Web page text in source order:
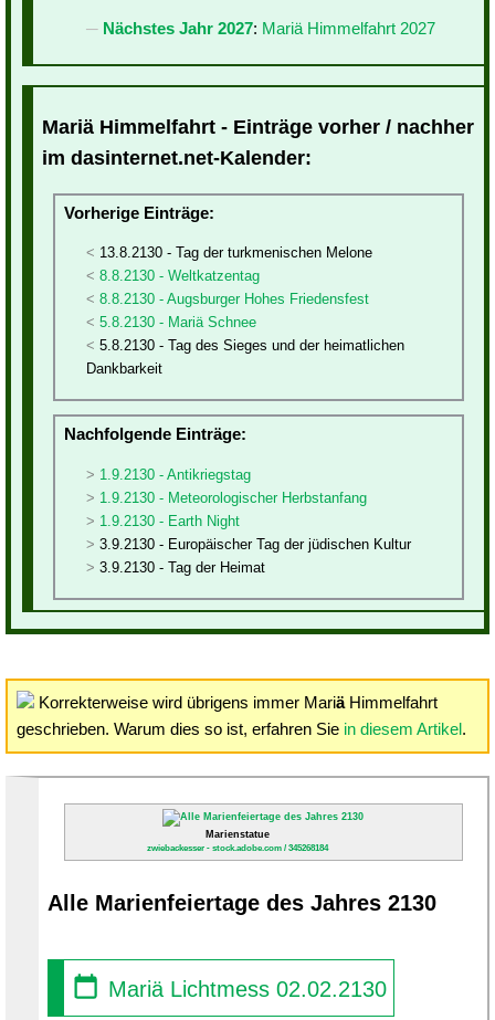
Nächstes Jahr 2027: Mariä Himmelfahrt 2027
Mariä Himmelfahrt - Einträge vorher / nachher
im dasinternet.net-Kalender:
Vorherige Einträge:
13.8.2130 - Tag der turkmenischen Melone
8.8.2130 - Weltkatzentag
8.8.2130 - Augsburger Hohes Friedensfest
5.8.2130 - Mariä Schnee
5.8.2130 - Tag des Sieges und der heimatlichen
Dankbarkeit
Nachfolgende Einträge:
1.9.2130 - Antikriegstag
1.9.2130 - Meteorologischer Herbstanfang
1.9.2130 - Earth Night
3.9.2130 - Europäischer Tag der jüdischen Kultur
3.9.2130 - Tag der Heimat
Korrekterweise wird übrigens immer MariäHimmelfahrt
geschrieben. Warum dies so ist, erfahren Sie in diesem Artikel.
Marienstatue
zwiebackesser - stock.adobe.com / 345268184
Alle Marienfeiertage des Jahres 2130
Mariä Lichtmess 02.02.2130